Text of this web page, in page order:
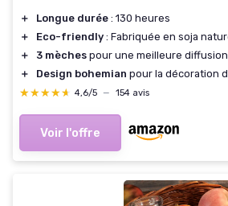
＋ Longue durée : 130 heures
＋
Eco-friendly : Fabriquée en soja
＋
3 mèches pour une meilleure
＋
Design bohemian pour la décoration
★★★★★
★★★★★ 4,6/5 — 154 avis
Voir l'offre